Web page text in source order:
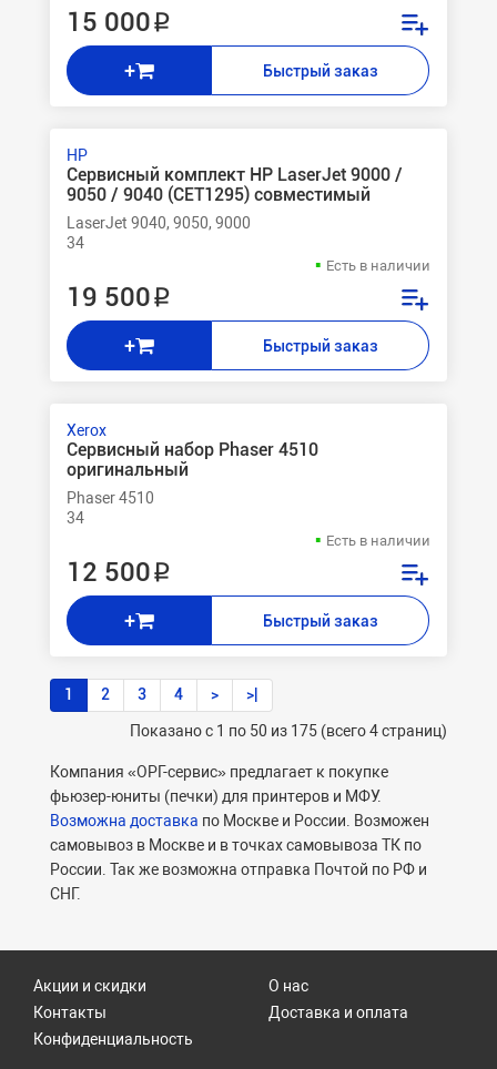
15 000 ₽
+ Быстрый заказ
HP
Сервисный комплект НР LaserJet 9000 /
9050 / 9040 (CET1295) совместимый
LaserJet 9040, 9050, 9000
34
Есть в наличии
19 500 ₽
+ Быстрый заказ
Xerox
Сервисный набор Phaser 4510
оригинальный
Phaser 4510
34
Есть в наличии
12 500 ₽
+ Быстрый заказ
1 2 3 4 > >|
Показано с 1 по 50 из 175 (всего 4 страниц)
Компания «ОРГ-сервис» предлагает к покупке
фьюзер-юниты (печки) для принтеров и МФУ.
Возможна доставка по Москве и России. Возможен
самовывоз в Москве и в точках самовывоза ТК по
России. Так же возможна отправка Почтой по РФ и
СНГ.
Акции и скидки
Контакты
О нас
Доставка и оплата
Конфиденциальность